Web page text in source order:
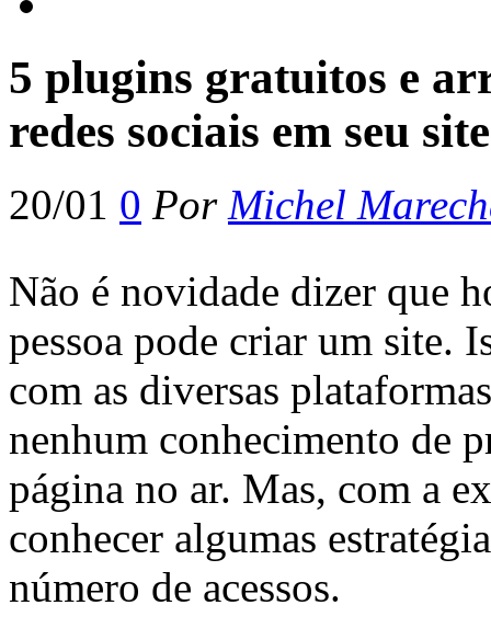
5 plugins gratuitos e
redes sociais em seu site
20/01 0 Por Michel
Não é novidade dizer que
pessoa pode criar um site.
com as diversas
nenhum conhecimento de
página no ar. Mas, com a
conhecer algumas
número de acessos.